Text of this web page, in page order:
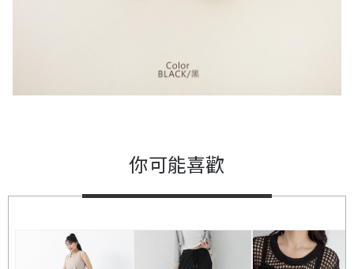
你可能喜歡